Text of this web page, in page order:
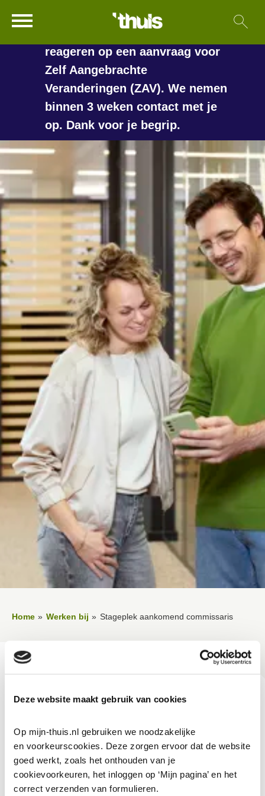
Deze website maakt gebruik van cookies
Op mijn-thuis.nl gebruiken we noodzakelijke
en voorkeurscookies. Deze zorgen ervoor dat de website
goed werkt, zoals het onthouden van je
cookievoorkeuren, het inloggen op ‘Mijn pagina’ en het
correct verzenden van formulieren.
Naar hoofdinhoud
Naar hoofdnavigatiemenu
Naar zoeken
Naar de homepage
Ga naar Hoofd
langer duren voordat we
reageren op een aanvraag voor
Zelf Aangebrachte
Veranderingen (ZAV). We nemen
binnen 3 weken contact met je
op. Dank voor je begrip.
Home Werken bij Stageplek aankomend commissaris
Lees voor
Simpele tekst
commissaris
De RvC van’thuis biedt een stageplek aan voor een
aankomend commissaris. Begeleiding wordt verzorgd